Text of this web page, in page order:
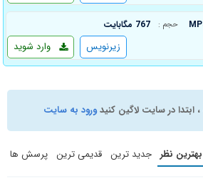
حجم : 767 مگابایت
وارد شوید زیرنویس
ابتدا در سایت لاگین کنیدورود به سایت
بهترین نظر جدید ترین قدیمی ترین پرسش ها